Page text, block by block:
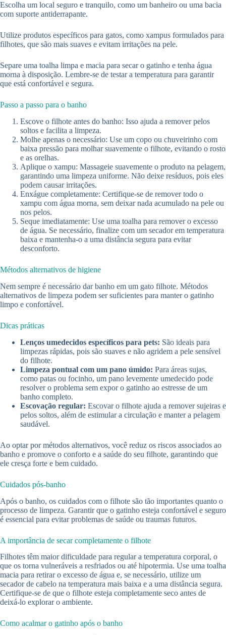
Escolha um local seguro e tranquilo, como um banheiro ou uma bacia
com suporte antiderrapante.
Utilize produtos específicos para gatos, como xampus formulados para
filhotes, que são mais suaves e evitam irritações na pele.
Separe uma toalha limpa e macia para secar o gatinho e tenha água
morna à disposição. Lembre-se de testar a temperatura para garantir
que está confortável e segura.
Passo a passo para o banho
Escove o filhote antes do banho: Isso ajuda a remover pelos
soltos e facilita a limpeza.
Molhe apenas o necessário: Use um copo ou chuveirinho com
baixa pressão para molhar suavemente o filhote, evitando o rosto
e as orelhas.
Aplique o xampu: Massageie suavemente o produto na pelagem,
garantindo uma limpeza uniforme. Não deixe resíduos, pois eles
podem causar irritações.
Enxágue completamente: Certifique-se de remover todo o
xampu com água morna, sem deixar nada acumulado na pele ou
nos pelos.
Seque imediatamente: Use uma toalha para remover o excesso
de água. Se necessário, finalize com um secador em temperatura
baixa e mantenha-o a uma distância segura para evitar
desconforto.
Métodos alternativos de higiene
Nem sempre é necessário dar banho em um gato filhote. Métodos
alternativos de limpeza podem ser suficientes para manter o gatinho
limpo e confortável.
Dicas práticas
Lenços umedecidos específicos para pets: São ideais para
limpezas rápidas, pois são suaves e não agridem a pele sensível
do filhote.
Limpeza pontual com um pano úmido: Para áreas sujas,
como patas ou focinho, um pano levemente umedecido pode
resolver o problema sem expor o gatinho ao estresse de um
banho completo.
Escovação regular: Escovar o filhote ajuda a remover sujeiras e
pelos soltos, além de estimular a circulação e manter a pelagem
saudável.
Ao optar por métodos alternativos, você reduz os riscos associados ao
banho e promove o conforto e a saúde do seu filhote, garantindo que
ele cresça forte e bem cuidado.
Cuidados pós-banho
Após o banho, os cuidados com o filhote são tão importantes quanto o
processo de limpeza. Garantir que o gatinho esteja confortável e seguro
é essencial para evitar problemas de saúde ou traumas futuros.
A importância de secar completamente o filhote
Filhotes têm maior dificuldade para regular a temperatura corporal, o
que os torna vulneráveis a resfriados ou até hipotermia. Use uma toalha
macia para retirar o excesso de água e, se necessário, utilize um
secador de cabelo na temperatura mais baixa e a uma distância segura.
Certifique-se de que o filhote esteja completamente seco antes de
deixá-lo explorar o ambiente.
Como acalmar o gatinho após o banho